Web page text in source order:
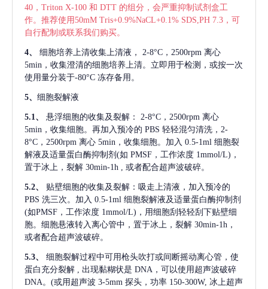
40，Triton X-100 和 DTT 的组分，会严重抑制试剂盒工
作。推荐使用50mM Tris+0.9%NaCL+0.1% SDS,PH 7.3，可
自行配制或联系我们购买。
4、 细胞培养上清收集上清液，
2-8°C，2500rpm 离心
5min，收集澄清的细胞培养上清。立即用于检测，或按一次
使用量分装于-80°C 冻存备用。
5、 细胞裂解液
5.1、 悬浮细胞的收集及裂解：
2-8°C，2500rpm 离心
5min，收集细胞。再加入预冷的 PBS 轻轻混匀清洗，2-
8°C，2500rpm 离心 5min，收集细胞。加入 0.5-1ml 细胞裂
解液及适量蛋白酶抑制剂(如 PMSF，工作浓度 1mmol/L)，
置于冰上，裂解 30min-1h , 或者配合超声波破碎。
5.2、
贴壁细胞的收集及裂解：吸走上清液，加入预冷的
PBS 洗三次。加入 0.5-1ml 细胞裂解液及适量蛋白酶抑制剂
(如PMSF，工作浓度 1mmol/L)，用细胞刮轻轻刮下贴壁细
胞。细胞悬液转入离心管中，置于冰上，裂解 30min-1h，
或者配合超声波破碎。
5.3、
细胞裂解过程中可用枪头吹打或间断摇动离心管，使
蛋白充分裂解
, 出现黏糊状是 DNA，可以使用超声波破碎
DNA。(或用超声波 3-5mm 探头，功率 150-300W, 冰上超声